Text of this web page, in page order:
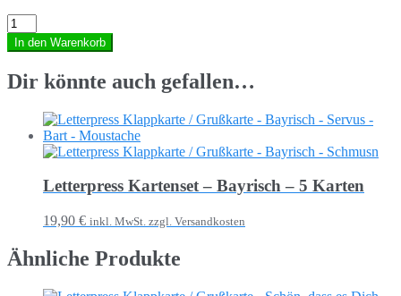
In den Warenkorb
Dir könnte auch gefallen…
Letterpress Kartenset – Bayrisch – 5 Karten
19,90 € inkl. MwSt. zzgl. Versandkosten
Ähnliche Produkte